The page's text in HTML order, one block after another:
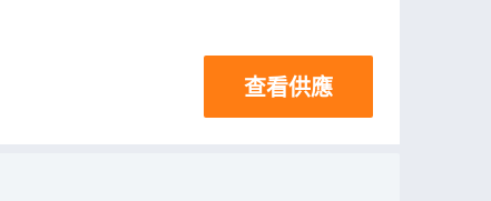
查看供應